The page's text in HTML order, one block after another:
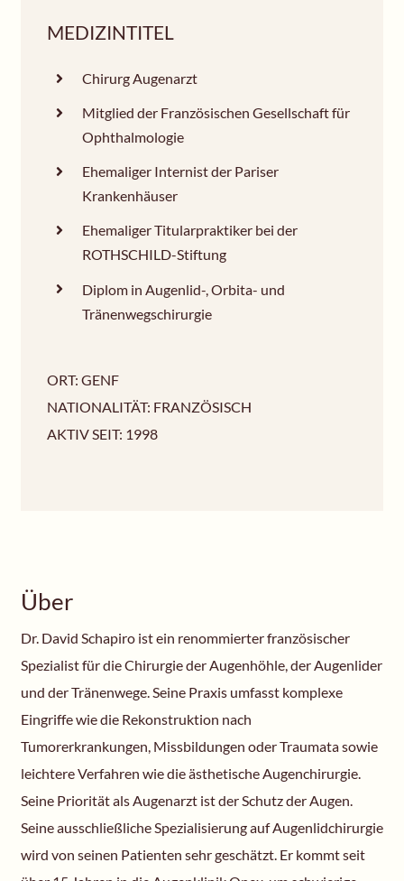
MEDIZINTITEL
Chirurg Augenarzt
Mitglied der Französischen Gesellschaft für
Ophthalmologie
Ehemaliger Internist der Pariser
Krankenhäuser
Ehemaliger Titularpraktiker bei der
ROTHSCHILD-Stiftung
Diplom in Augenlid-, Orbita- und
Tränenwegschirurgie
ORT: GENF
NATIONALITÄT: FRANZÖSISCH
AKTIV SEIT: 1998
Über
Dr. David Schapiro ist ein renommierter französischer
Spezialist für die Chirurgie der Augenhöhle, der Augenlider
und der Tränenwege. Seine Praxis umfasst komplexe
Eingriffe wie die Rekonstruktion nach
Tumorerkrankungen, Missbildungen oder Traumata sowie
leichtere Verfahren wie die ästhetische Augenchirurgie.
Seine Priorität als Augenarzt ist der Schutz der Augen.
Seine ausschließliche Spezialisierung auf Augenlidchirurgie
wird von seinen Patienten sehr geschätzt. Er kommt seit